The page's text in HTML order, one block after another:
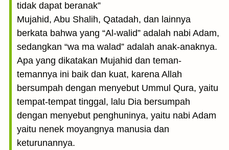
tidak dapat beranak”
Mujahid, Abu Shalih, Qatadah, dan lainnya
berkata bahwa yang “Al-walid” adalah nabi Adam,
sedangkan “wa ma walad” adalah anak-anaknya.
Apa yang dikatakan Mujahid dan teman-
temannya ini baik dan kuat, karena Allah
bersumpah dengan menyebut Ummul Qura, yaitu
tempat-tempat tinggal, lalu Dia bersumpah
dengan menyebut penghuninya, yaitu nabi Adam
yaitu nenek moyangnya manusia dan
keturunannya.